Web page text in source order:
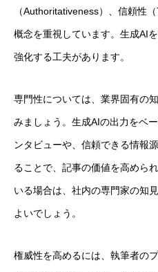
（Authoritativeness）、信頼性
概念を重視しています。生成AI
強化する工夫があります。
専門性については、業界固有の
みましょう。生成AIの出力をベ
ンタビューや、信頼できる情報
ることで、記事の価値を高めら
いる場合は、社内の専門家の知
よいでしょう。
権威性を高めるには、執筆者の